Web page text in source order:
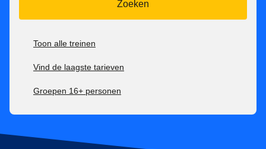
Zoeken
Toon alle treinen
Vind de laagste tarieven
Groepen 16+ personen